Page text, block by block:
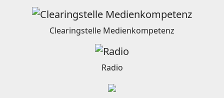
Clearingstelle Medienkompetenz
Radio